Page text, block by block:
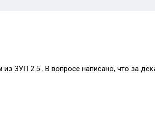
ЗУП 2.5 . В вопросе написано, что за